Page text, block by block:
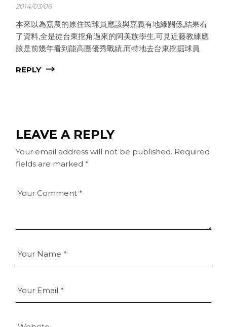
2014/03/06
本來以為嘉農的原住民球員應該與嘉義有地緣關係,結果看
了資料,全是從台東挖角過來的阿美族學生,可見近藤教練應
該是前幾年看到能高團優秀戰績,而特地去台東挖掘球員
REPLY
LEAVE A REPLY
Your email address will not be published. Required
fields are marked *